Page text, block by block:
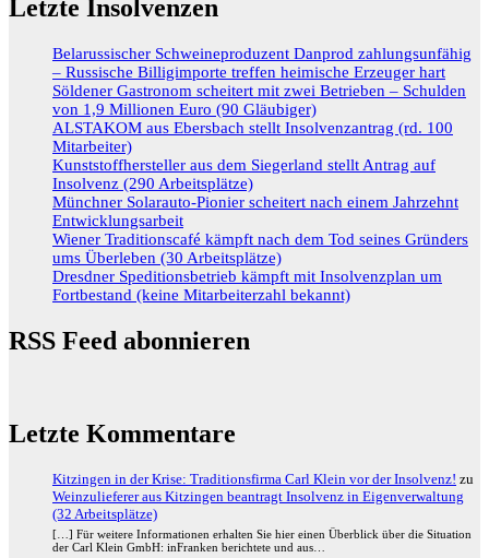
Letzte Insolvenzen
Belarussischer Schweineproduzent Danprod zahlungsunfähig
– Russische Billigimporte treffen heimische Erzeuger hart
Söldener Gastronom scheitert mit zwei Betrieben – Schulden
von 1,9 Millionen Euro (90 Gläubiger)
ALSTAKOM aus Ebersbach stellt Insolvenzantrag (rd. 100
Mitarbeiter)
Kunststoffhersteller aus dem Siegerland stellt Antrag auf
Insolvenz (290 Arbeitsplätze)
Münchner Solarauto-Pionier scheitert nach einem Jahrzehnt
Entwicklungsarbeit
Wiener Traditionscafé kämpft nach dem Tod seines Gründers
ums Überleben (30 Arbeitsplätze)
Dresdner Speditionsbetrieb kämpft mit Insolvenzplan um
Fortbestand (keine Mitarbeiterzahl bekannt)
RSS Feed abonnieren
Letzte Kommentare
Kitzingen in der Krise: Traditionsfirma Carl Klein vor der Insolvenz! zu
Weinzulieferer aus Kitzingen beantragt Insolvenz in Eigenverwaltung
(32 Arbeitsplätze)
[…] Für weitere Informationen erhalten Sie hier einen Überblick über die Situation
der Carl Klein GmbH: inFranken berichtete und aus…